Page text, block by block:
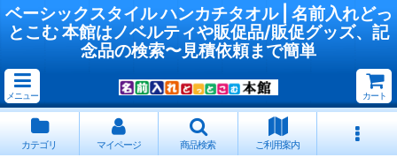
ベーシックスタイル ハンカチタオル | 名前入れどっ
とこむ 本館はノベルティや販促品/販促グッズ、記
念品の検索〜見積依頼まで簡単
メニュー カート
カテゴリ マイページ 商品検索 ご利用案内